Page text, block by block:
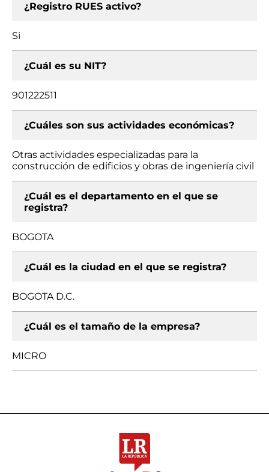
¿Registro RUES activo?
Si
¿Cuál es su NIT?
901222511
¿Cuáles son sus actividades económicas?
Otras actividades especializadas para la
construcción de edificios y obras de ingeniería civil
¿Cuál es el departamento en el que se
registra?
BOGOTA
¿Cuál es la ciudad en el que se registra?
BOGOTA D.C.
¿Cuál es el tamaño de la empresa?
MICRO